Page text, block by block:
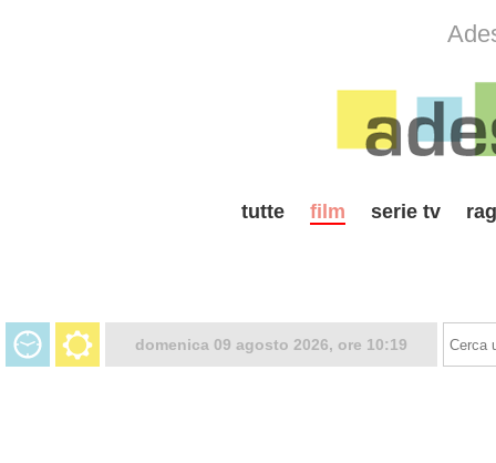
tutte film serie tv
domenica 09 agosto 2026, ore 10:19